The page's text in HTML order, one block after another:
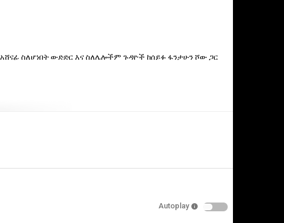
ስለሆነበት ውድድር እና ስለሌሎችም ጉዳዮች ከሰይፉ ፋንታሁን ሾው ጋር
Autoplay